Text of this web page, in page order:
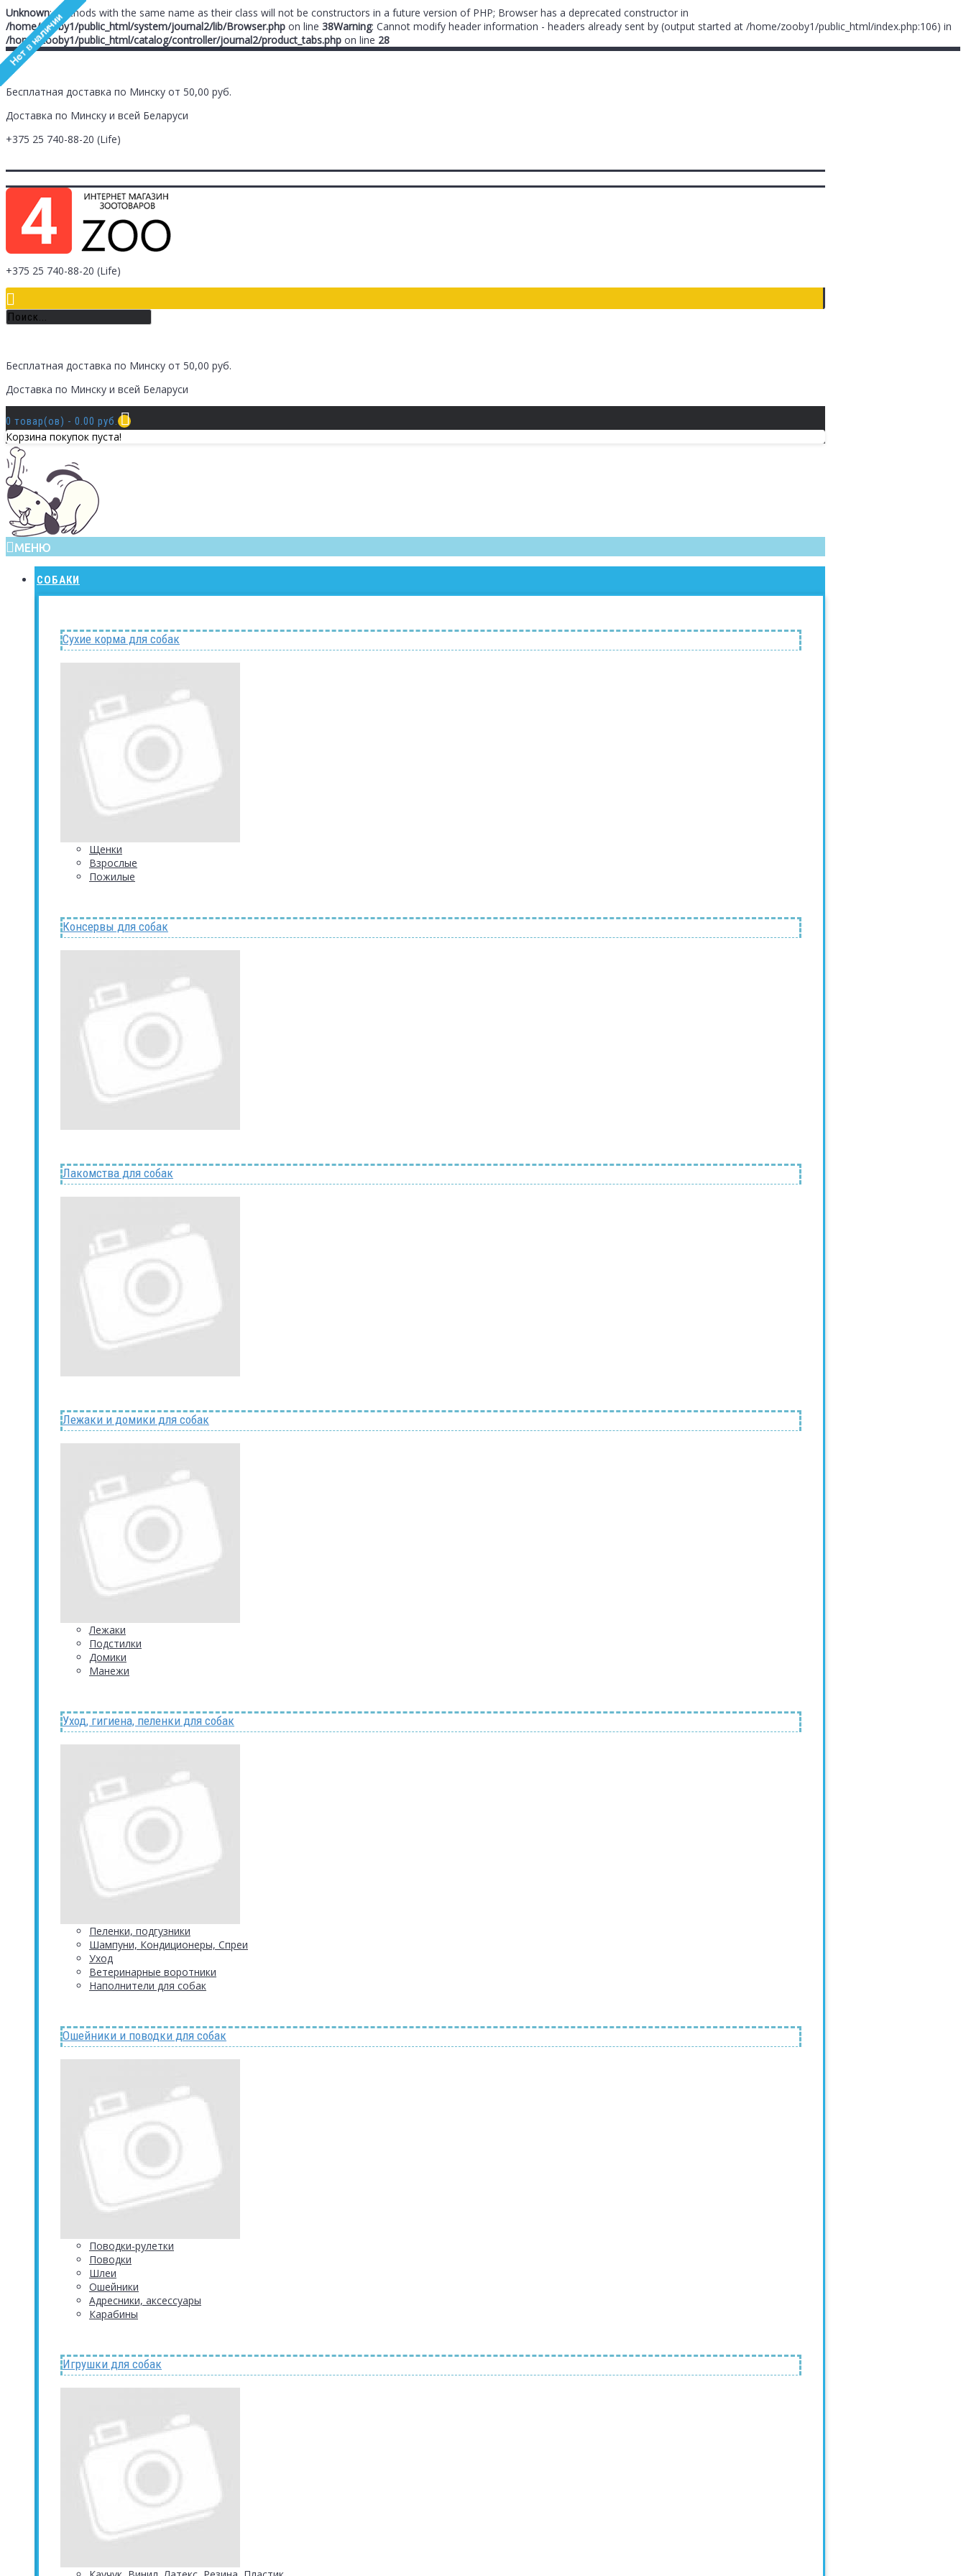
Unknown: Methods with the same name as their class will not be constructors in a future version of PHP; Browser has a deprecated constructor in
/home/zooby1/public_html/system/journal2/lib/Browser.php on line 38Warning: Cannot modify header information - headers already sent by (output started at /home/zooby1/public_html/index.php:106) in
/home/zooby1/public_html/catalog/controller/journal2/product_tabs.php on line 28
Бесплатная доставка по Минску от 50,00 руб.
Доставка по Минску и всей Беларуси
+375 25 740-88-20 (Life)
+375 25 740-88-20 (Life)
Бесплатная доставка по Минску от 50,00 руб.
Доставка по Минску и всей Беларуси
0 товар(ов) - 0.00 руб.
Корзина покупок пуста!
МЕНЮ
СОБАКИ
Сухие корма для собак
Щенки
Взрослые
Пожилые
Консервы для собак
Лакомства для собак
Лежаки и домики для собак
Лежаки
Подстилки
Домики
Манежи
Уход, гигиена, пеленки для собак
Пеленки, подгузники
Шампуни, Кондиционеры, Спреи
Уход
Ветеринарные воротники
Наполнители для собак
Ошейники и поводки для собак
Поводки-рулетки
Поводки
Шлеи
Ошейники
Адресники, аксессуары
Карабины
Игрушки для собак